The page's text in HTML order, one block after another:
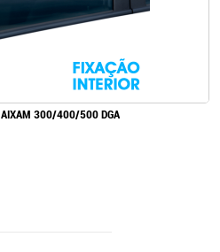
AIXAM 300/400/500 DGA